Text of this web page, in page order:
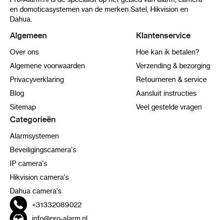
en domoticasystemen van de merken Satel, Hikvision en
Dahua.
Algemeen
Over ons
Algemene voorwaarden
Privacyverklaring
Blog
Sitemap
Klantenservice
Hoe kan ik betalen?
Verzending & bezorging
Retourneren & service
Aansluit instructies
Veel gestelde vragen
Categorieën
Alarmsystemen
Beveiligingscamera's
IP camera's
Hikvision camera's
Dahua camera's
+31332089022